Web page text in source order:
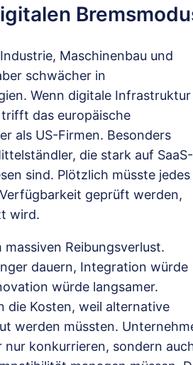
Maschinenbau und
schwächer in
Wenn digitale Infrastruktur
das europäische
als US-Firmen. Besonders
die stark auf SaaS-
sind. Plötzlich müsste jedes
geprüft werden,
wird.
Reibungsverlust.
dauern, Integration würde
würde langsamer.
die Kosten, weil alternative
werden müssten.
konkurrieren, sondern